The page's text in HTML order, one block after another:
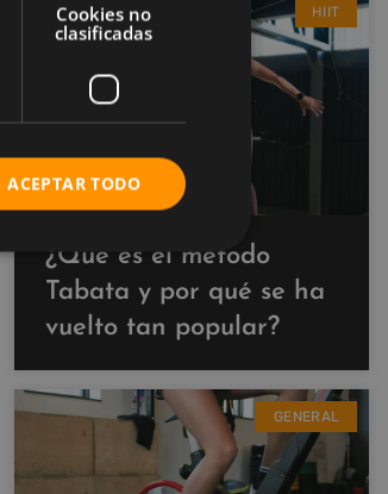
HIIT
¿Qué es el método
Tabata y por qué se ha
vuelto tan popular?
GENERAL
Cookies no
clasificadas
ACEPTAR TODO